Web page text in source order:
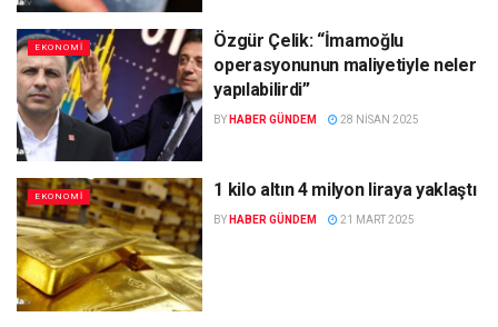
EKONOMI
Özgür Çelik: “İmamoğlu
operasyonunun maliyetiyle neler
yapılabilirdi”
BY HABER GÜNDEM 28 NISAN 2025
EKONOMI 1 kilo altın 4 milyon liraya yaklaştı
BY HABER GÜNDEM 21 MART 2025